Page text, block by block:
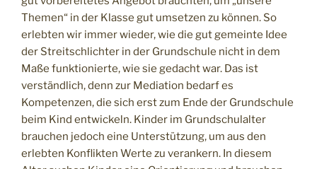
Themen“ in der Klasse gut umsetzen zu können. So
erlebten wir immer wieder, wie die gut gemeinte Idee
der Streitschlichter in der Grundschule nicht in dem
Maße funktionierte, wie sie gedacht war. Das ist
verständlich, denn zur Mediation bedarf es
Kompetenzen, die sich erst zum Ende der Grundschule
beim Kind entwickeln. Kinder im Grundschulalter
brauchen jedoch eine Unterstützung, um aus den
erlebten Konflikten Werte zu verankern. In diesem